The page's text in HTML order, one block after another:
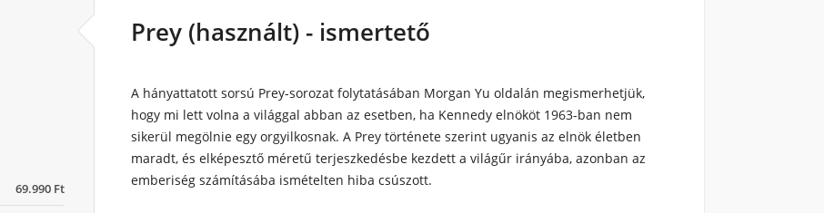
Prey (használt) - ismertető
A hányattatott sorsú Prey-sorozat folytatásában Morgan Yu oldalán megismerhetjük,
hogy mi lett volna a világgal abban az esetben, ha Kennedy elnököt 1963-ban nem
sikerül megölnie egy orgyilkosnak. A Prey története szerint ugyanis az elnök életben
maradt, és elképesztő méretű terjeszkedésbe kezdett a világűr irányába, azonban az
emberiség számításába ismételten hiba csúszott.
69.990 Ft